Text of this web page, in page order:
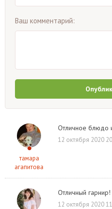
Ваш комментарий:
тамара
агапитова
Отличное блюдо
12 октября 2020
Отличный гарнир!
12 октября 2020